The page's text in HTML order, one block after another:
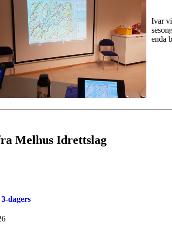
Ivar
enda
Melhus Idrettslag
dagers